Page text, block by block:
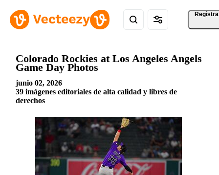
Colorado Rockies at Los Angeles Angels
Game Day Photos
junio 02, 2026
39 imágenes editoriales de alta calidad y libres de
derechos